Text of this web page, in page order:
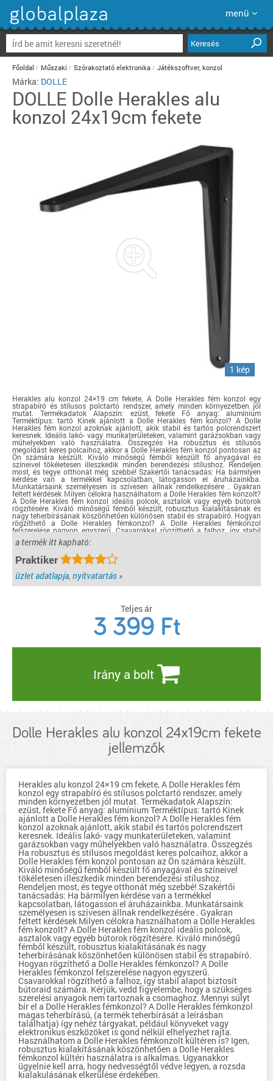
menü
Keresés
Főoldal Műszaki Szórakoztató elektronika Játékszoftver, konzol
Márka: DOLLE
DOLLE Dolle Herakles alu
konzol 24x19cm fekete
1 kép
Herakles alu konzol 24×19 cm fekete, A Dolle Herakles fém konzol egy
strapabíró és stílusos polctartó rendszer, amely minden környezetben jól
mutat. Termékadatok Alapszín: ezüst, fekete Fő anyag: alumínium
Terméktípus: tartó Kinek ajánlott a Dolle Herakles fém konzol? A Dolle
Herakles fém konzol azoknak ajánlott, akik stabil és tartós polcrendszert
keresnek. Ideális lakó- vagy munkaterületeken, valamint garázsokban vagy
műhelyekben való használatra. Összegzés Ha robusztus és stílusos
megoldást keres polcaihoz, akkor a Dolle Herakles fém konzol pontosan az
Ön számára készült. Kiváló minőségű fémből készült fő anyagával és
színeivel tökéletesen illeszkedik minden berendezési stílushoz. Rendeljen
most, és tegye otthonát még szebbé! Szakértői tanácsadás: Ha bármilyen
kérdése van a termékkel kapcsolatban, látogasson el áruházainkba.
Munkatársaink személyesen is szívesen állnak rendelkezésére . Gyakran
feltett kérdések Milyen célokra használhatom a Dolle Herakles fém konzolt?
A Dolle Herakles fém konzol ideális polcok, asztalok vagy egyéb bútorok
rögzítésére. Kiváló minőségű fémből készült, robusztus kialakításának és
nagy teherbírásának köszönhetően különösen stabil és strapabíró. Hogyan
rögzíthető a Dolle Herakles fémkonzol? A Dolle Herakles fémkonzol
felszerelése nagyon egyszerű. Csavarokkal rögzíthető a falhoz, így stabil
alapot biztosít bútoraid számára. Kérjük, vedd figyelembe, hogy a
szükséges szerelési anyagok nem tartoznak a csomaghoz. Mennyi súlyt bír
el a Dolle Herakles fémkonzol? A Dolle Herakles fémkonzol magas
teherbírású, (a termék teherbírását a leírásban találhatja) így nehéz
tárgyakat, például könyveket vagy elektronikus eszközöket is gond nélkül
elhelyezhet rajta. Használhatom a Dolle Herakles fémkonzolt kültéren is?
Igen, robusztus kialakításának köszönhetően a Dolle Herakles fémkonzol
kültéri használatra is alkalmas. Ugyanakkor ügyelnie kell arra, hogy
a termék itt kapható:
Praktiker
üzlet adatlapja, nyitvatartás »
Teljes ár
3 399 Ft
Irány a bolt
Dolle Herakles alu konzol 24x19cm fekete
jellemzők
Herakles alu konzol 24×19 cm fekete, A Dolle Herakles fém
konzol egy strapabíró és stílusos polctartó rendszer, amely
minden környezetben jól mutat. Termékadatok Alapszín:
ezüst, fekete Fő anyag: alumínium Terméktípus: tartó Kinek
ajánlott a Dolle Herakles fém konzol? A Dolle Herakles fém
konzol azoknak ajánlott, akik stabil és tartós polcrendszert
keresnek. Ideális lakó- vagy munkaterületeken, valamint
garázsokban vagy műhelyekben való használatra. Összegzés
Ha robusztus és stílusos megoldást keres polcaihoz, akkor a
Dolle Herakles fém konzol pontosan az Ön számára készült.
Kiváló minőségű fémből készült fő anyagával és színeivel
tökéletesen illeszkedik minden berendezési stílushoz.
Rendeljen most, és tegye otthonát még szebbé! Szakértői
tanácsadás: Ha bármilyen kérdése van a termékkel
kapcsolatban, látogasson el áruházainkba. Munkatársaink
személyesen is szívesen állnak rendelkezésére . Gyakran
feltett kérdések Milyen célokra használhatom a Dolle Herakles
fém konzolt? A Dolle Herakles fém konzol ideális polcok,
asztalok vagy egyéb bútorok rögzítésére. Kiváló minőségű
fémből készült, robusztus kialakításának és nagy
teherbírásának köszönhetően különösen stabil és strapabíró.
Hogyan rögzíthető a Dolle Herakles fémkonzol? A Dolle
Herakles fémkonzol felszerelése nagyon egyszerű.
Csavarokkal rögzíthető a falhoz, így stabil alapot biztosít
bútoraid számára. Kérjük, vedd figyelembe, hogy a szükséges
szerelési anyagok nem tartoznak a csomaghoz. Mennyi súlyt
bír el a Dolle Herakles fémkonzol? A Dolle Herakles fémkonzol
magas teherbírású, (a termék teherbírását a leírásban
találhatja) így nehéz tárgyakat, például könyveket vagy
elektronikus eszközöket is gond nélkül elhelyezhet rajta.
Használhatom a Dolle Herakles fémkonzolt kültéren is? Igen,
robusztus kialakításának köszönhetően a Dolle Herakles
fémkonzol kültéri használatra is alkalmas. Ugyanakkor
ügyelnie kell arra, hogy nedvességtől védve legyen, a rozsda
kialakulásának elkerülése érdekében.